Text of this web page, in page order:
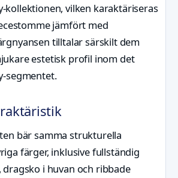
kollektionen, vilken karaktäriseras
jämfört med
tilltalar särskilt dem
estetisk profil inom det
segmentet.
bär samma strukturella
färger, inklusive fullständig
i huvan och ribbade